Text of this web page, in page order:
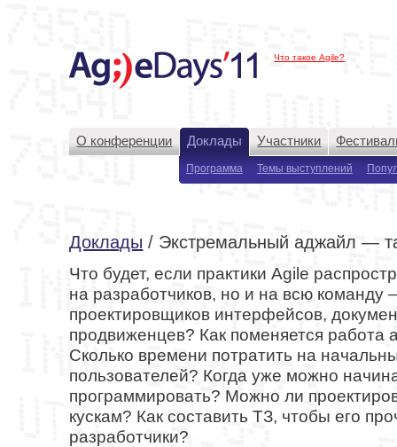
Что такое Agile?
О конференции Доклады Участники
Программа Темы выступлений
Доклады / Экстремальный аджайл —
Что будет, если практики Agile
на разработчиков, но и на всю команду
проектировщиков интерфейсов,
продвиженцев? Как поменяется работа
Сколько времени потратить на
пользователей? Когда уже можно
программировать? Можно ли
кускам? Как составить ТЗ, чтобы его
разработчики?